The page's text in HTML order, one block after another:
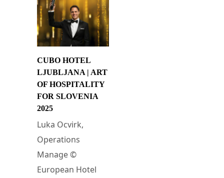
CUBO HOTEL
LJUBLJANA | ART
OF HOSPITALITY
FOR SLOVENIA
2025
Luka Ocvirk,
Operations
Manage ©
European Hotel